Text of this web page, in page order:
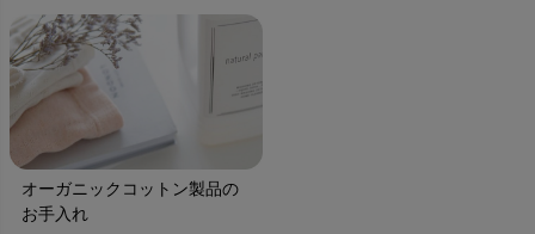
オーガニックコットン製品の
お手入れ